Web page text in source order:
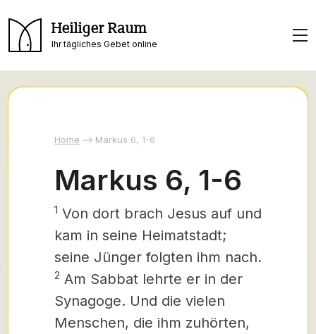
Heiliger Raum
Ihr tägliches Gebet online
Home Markus 6, 1-6
Markus 6, 1-6
1 Von dort brach Jesus auf und
kam in seine Heimatstadt;
seine Jünger folgten ihm nach.
2 Am Sabbat lehrte er in der
Synagoge. Und die vielen
Menschen, die ihm zuhörten,